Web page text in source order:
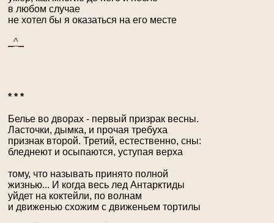
в любом случае
не хотел бы я оказаться на его месте
_^_
* * *
Белье во дворах - первый призрак весны.
Ласточки, дымка, и прочая требуха
признак второй. Третий, естественно, сны:
бледнеют и осыпаются, уступая верха
тому, что называть принято полной
жизнью... И когда весь лед Антарктиды
уйдет на коктейли, по волнам
и движенью схожим с движеньем тортилы